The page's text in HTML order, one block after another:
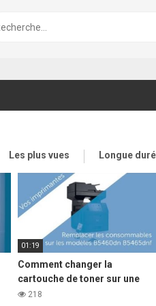
Les plus vues Longue
01:19
Comment changer la
cartouche de toner sur une
imprimante laser DELL b5460
218